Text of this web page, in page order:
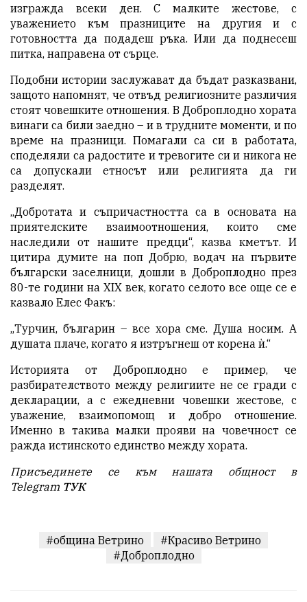
изгражда всеки ден. С малките жестове, с
уважението към празниците на другия и с
готовността да подадеш ръка. Или да поднесеш
питка, направена от сърце.
Подобни истории заслужават да бъдат разказвани,
защото напомнят, че отвъд религиозните различия
стоят човешките отношения. В Доброплодно хората
винаги са били заедно – и в трудните моменти, и по
време на празници. Помагали са си в работата,
споделяли са радостите и тревогите си и никога не
са допускали етносът или религията да ги
разделят.
„Добротата и съпричастността са в основата на
приятелските взаимоотношения, които сме
наследили от нашите предци“, казва кметът. И
цитира думите на поп Добрю, водач на първите
български заселници, дошли в Доброплодно през
80-те години на XIX век, когато селото все още се е
казвало Елес Факъ:
„Турчин, българин – все хора сме. Душа носим. А
душата плаче, когато я изтръгнеш от корена ѝ.“
Историята от Доброплодно е пример, че
разбирателството между религиите не се гради с
декларации, а с ежедневни човешки жестове, с
уважение, взаимопомощ и добро отношение.
Именно в такива малки прояви на човечност се
ражда истинското единство между хората.
Присъединете се към нашата общност в
Telegram ТУК
#община Ветрино
#Красиво Ветрино
#Доброплодно